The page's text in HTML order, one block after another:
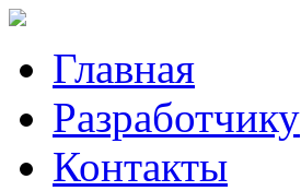
Главная
Разработчику
Контакты